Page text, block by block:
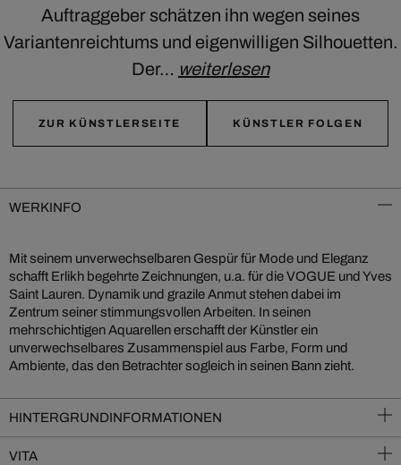
Auftraggeber schätzen ihn wegen seines
Variantenreichtums und eigenwilligen Silhouetten.
Der… weiterlesen
ZUR KÜNSTLERSEITE KÜNSTLER FOLGEN
WERKINFO
Mit seinem unverwechselbaren Gespür für Mode und Eleganz
schafft Erlikh begehrte Zeichnungen, u.a. für die VOGUE und Yves
Saint Lauren. Dynamik und grazile Anmut stehen dabei im
Zentrum seiner stimmungsvollen Arbeiten. In seinen
mehrschichtigen Aquarellen erschafft der Künstler ein
unverwechselbares Zusammenspiel aus Farbe, Form und
Ambiente, das den Betrachter sogleich in seinen Bann zieht.
HINTERGRUNDINFORMATIONEN
VITA